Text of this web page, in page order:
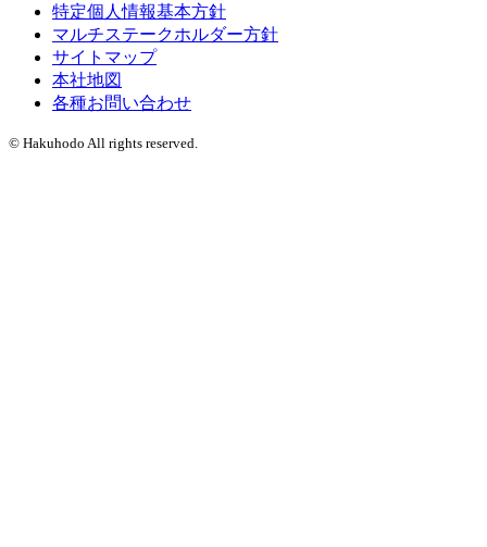
特定個人情報基本方針
マルチステークホルダー方針
サイトマップ
本社地図
各種お問い合わせ
© Hakuhodo All rights reserved.